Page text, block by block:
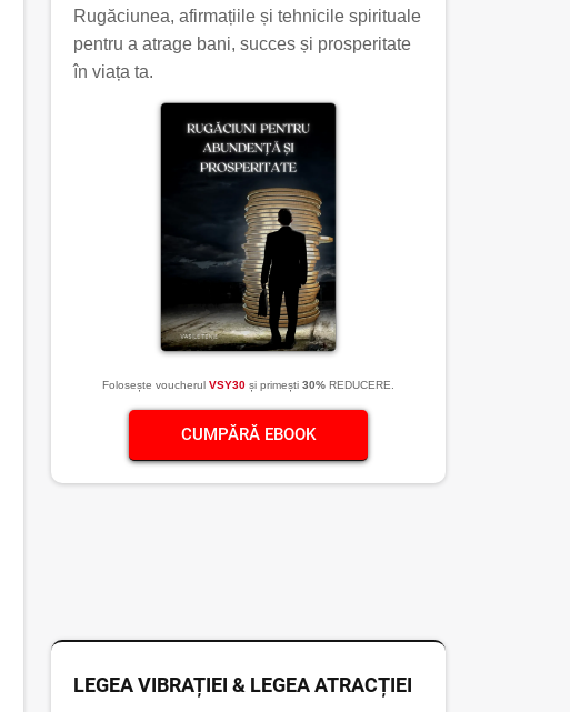
Rugăciunea, afirmațiile și tehnicile spirituale
pentru a atrage bani, succes și prosperitate
în viața ta.
Folosește voucherul VSY30 și primești 30% REDUCERE.
CUMPĂRĂ EBOOK
LEGEA VIBRAȚIEI & LEGEA ATRACȚIEI